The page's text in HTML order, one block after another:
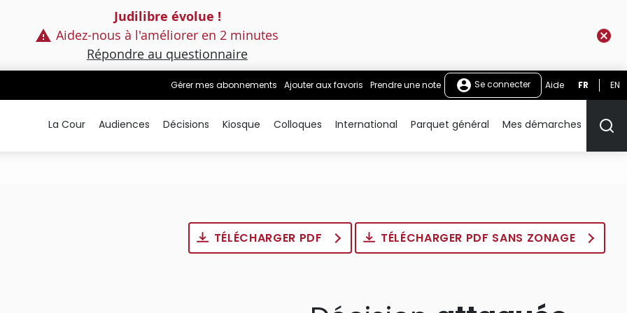
Judilibre évolue !
Aidez-nous à l'améliorer en 2 minutes
Répondre au questionnaire
Gérer mes abonnements Ajouter aux favoris Prendre une note Se connecter Aide FR EN
La Cour Audiences Décisions Kiosque Colloques International Parquet général Mes démarches
TÉLÉCHARGER PDF TÉLÉCHARGER PDF SANS ZONAGE